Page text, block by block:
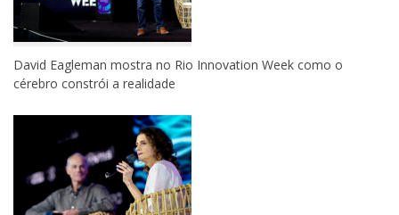
David Eagleman mostra no Rio Innovation Week como o
cérebro constrói a realidade